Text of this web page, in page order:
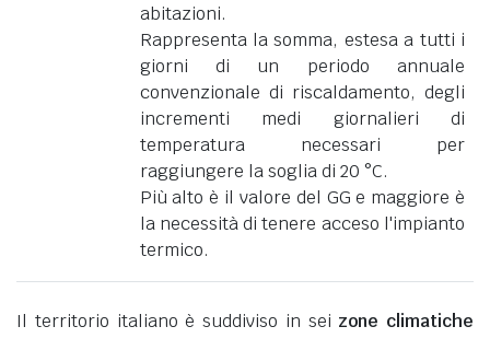
abitazioni.
Rappresenta la somma, estesa a tutti i
giorni di un periodo annuale
convenzionale di riscaldamento, degli
incrementi medi giornalieri di
temperatura necessari per
raggiungere la soglia di 20 °C.
Più alto è il valore del GG e maggiore è
la necessità di tenere acceso l'impianto
termico.
Il territorio italiano è suddiviso in sei zone climatiche